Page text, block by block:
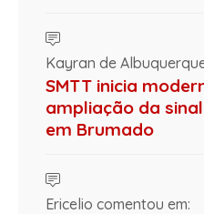
Kayran de
SMTT inicia
ampliação da
em Brumado
Ericelio comentou em: